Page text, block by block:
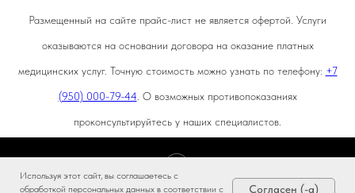
Используя этот сайт, вы соглашаетесь с
обработкой персональных данных в соответствии с
Согласен (-а)
Размещенный на сайте прайс-лист не является офертой. Услуги
оказываются на основании договора на оказание платных
медицинских услуг. Точную стоимость можно узнать по телефону: +7
(950) 000-79-44. О возможных противопоказаниях
проконсультируйтесь у наших специалистов.